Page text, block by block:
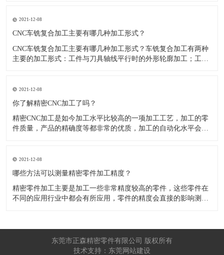
其他的常规材料，比如铜材和铝合金，究其原因有以下几个关键
因素： 一
2021-12-08
CNC车铣复合加工主要有哪几种加工形式？
CNC车铣复合加工主要有哪几种加工形式？车铣复合加工有两种
主要的加工形式：工件与刀具轴线平行时的外形轮廓加工；工件
2021-12-08
​你了解精密CNC加工了吗？
精密CNC加工是如今加工水平比较高的一项加工工艺，加工的零
件质量，产品的精确度等都非常的优质，加工的自动化水平会比
自动化技术水平高，非常适合加工轮廊样子繁杂的曲线图，斜面
零
2021-12-08
​哪些方法可以测量精密零件加工精度？
精密零件加工主要是加工一些非常精度较高的零件，这些零件在
不同的应用行业中都会有所应用，零件的精度会直接的影响测量
工按量具量仪的读数值是否直接表示被测尺寸的数值，可分为测
东莞市正森精密零件有限公司 版权所有
技术支持：东莞网站建设